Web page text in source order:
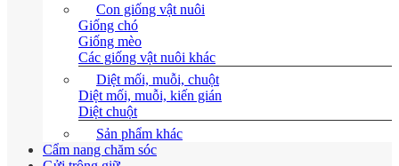
Con giống vật nuôi
Giống chó
Giống mèo
Các giống vật nuôi khác
Diệt mối, muỗi, chuột
Diệt mối, muỗi, kiến gián
Diệt chuột
Sản phẩm khác
Cẩm nang chăm sóc